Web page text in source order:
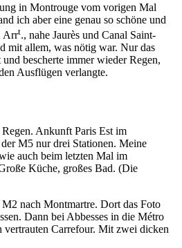
in Montrouge vom vorigen Mal
ich aber eine genau so schöne und
Arrt., nahe Jaurès und Canal Saint-
mit allem, was nötig war. Nur das
bescherte immer wieder Regen,
Ausflügen verlangte.
Ankunft Paris Est im
M5 nur drei Stationen. Meine
auch beim letzten Mal im
Küche, großes Bad. (Die
nach Montmartre. Dort das Foto
Dann bei Abbesses in die Métro
Carrefour. Mit zwei dicken